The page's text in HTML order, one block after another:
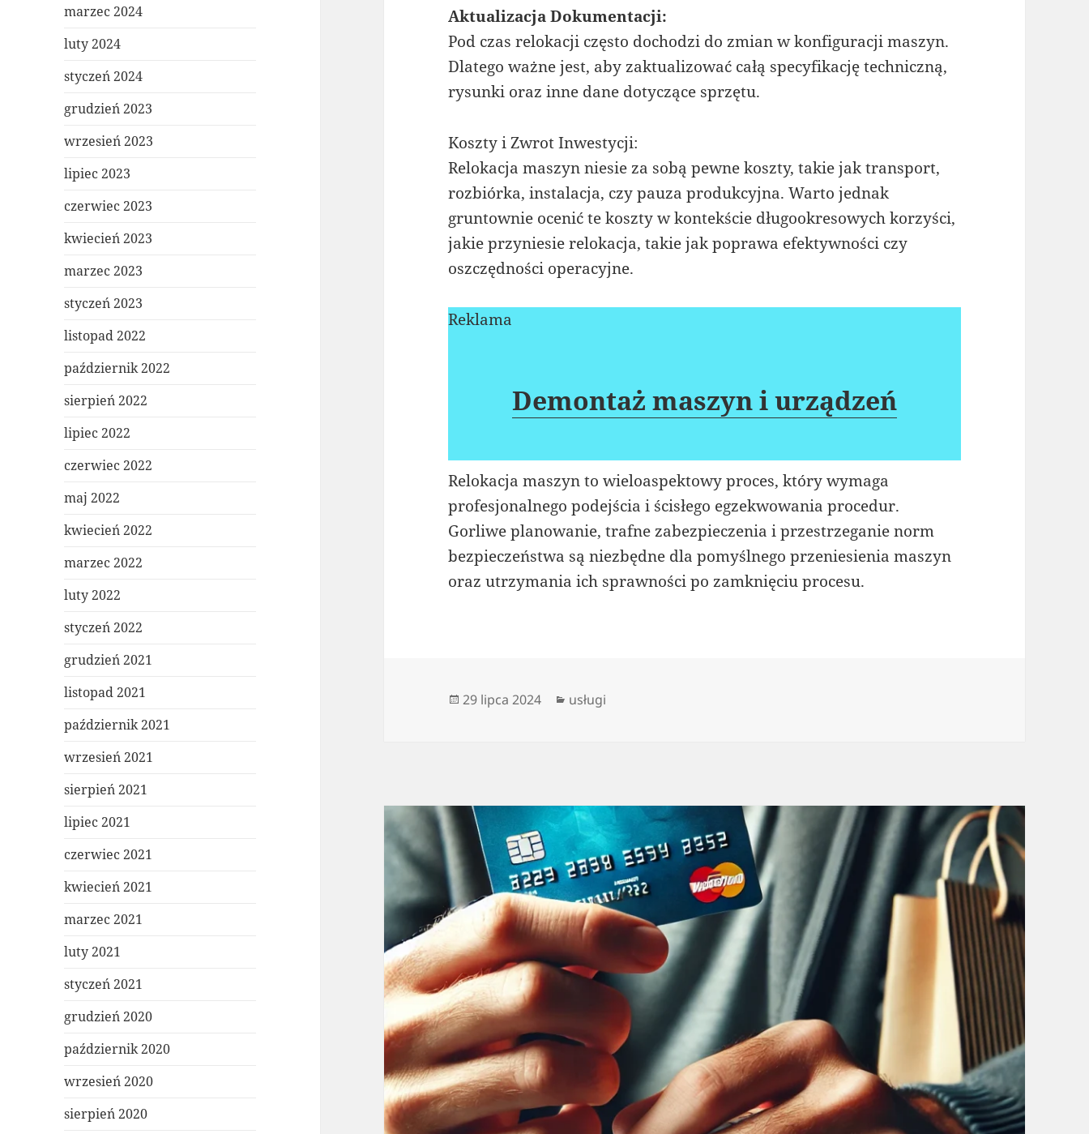
marzec 2024
luty 2024
styczeń 2024
grudzień 2023
wrzesień 2023
lipiec 2023
czerwiec 2023
kwiecień 2023
marzec 2023
styczeń 2023
listopad 2022
październik 2022
sierpień 2022
lipiec 2022
czerwiec 2022
maj 2022
kwiecień 2022
marzec 2022
luty 2022
styczeń 2022
grudzień 2021
listopad 2021
październik 2021
wrzesień 2021
sierpień 2021
lipiec 2021
czerwiec 2021
kwiecień 2021
marzec 2021
luty 2021
styczeń 2021
grudzień 2020
październik 2020
wrzesień 2020
sierpień 2020
Aktualizacja Dokumentacji:
Pod czas relokacji często dochodzi do zmian w konfiguracji maszyn.
Dlatego ważne jest, aby zaktualizować całą specyfikację techniczną,
rysunki oraz inne dane dotyczące sprzętu.
Koszty i Zwrot Inwestycji:
Relokacja maszyn niesie za sobą pewne koszty, takie jak transport,
rozbiórka, instalacja, czy pauza produkcyjna. Warto jednak
gruntownie ocenić te koszty w kontekście długookresowych korzyści,
jakie przyniesie relokacja, takie jak poprawa efektywności czy
oszczędności operacyjne.
Reklama
Demontaż maszyn i urządzeń
Relokacja maszyn to wieloaspektowy proces, który wymaga
profesjonalnego podejścia i ścisłego egzekwowania procedur.
Gorliwe planowanie, trafne zabezpieczenia i przestrzeganie norm
bezpieczeństwa są niezbędne dla pomyślnego przeniesienia maszyn
oraz utrzymania ich sprawności po zamknięciu procesu.
Data
29 lipca 2024 Kategorie
usługi